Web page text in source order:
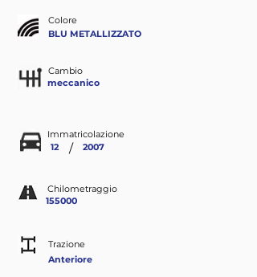
Colore
BLU METALLIZZATO
Cambio
meccanico
Immatricolazione
2007
12 /
Chilometraggio
155000
Trazione
Anteriore